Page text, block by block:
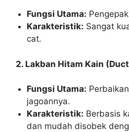
Fungsi Utama:
Karakteristik: Sangat
cat.
2. Lakban Hitam Kain
Fungsi Utama:
jagoannya.
Karakteristik: Berbasis
dan mudah disobek